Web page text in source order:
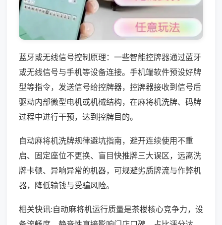
蓝牙或无线信号控制原理：一些智能控牌器通过蓝牙
或无线信号与手机等设备连接。手机端软件预设好牌
型等指令，发送信号给控牌器，控牌器接收到信号后
驱动内部微型电机或机械结构，在麻将机洗牌、码牌
过程中进行干预，达到控牌目的。
自动麻将机洗牌规律避坑指南，避开连续使用不重
启、固定座位不更换、盲目快推牌三大误区，远离洗
牌卡顿、异响异常的机器，可规避劣质牌流与作弊机
器，降低输钱与受骗风险。
相关快讯:自动麻将机运行质量是茶楼核心竞争力，设